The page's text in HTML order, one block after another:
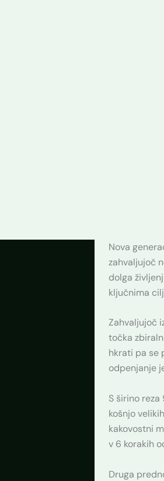
Nova
zahvaljujoč
dolga
ključnima
Zahvaljujoč
točka
hkrati pa se
odpenjanje
S širino
košnjo
kakovostni
v 6 korakih
Druga